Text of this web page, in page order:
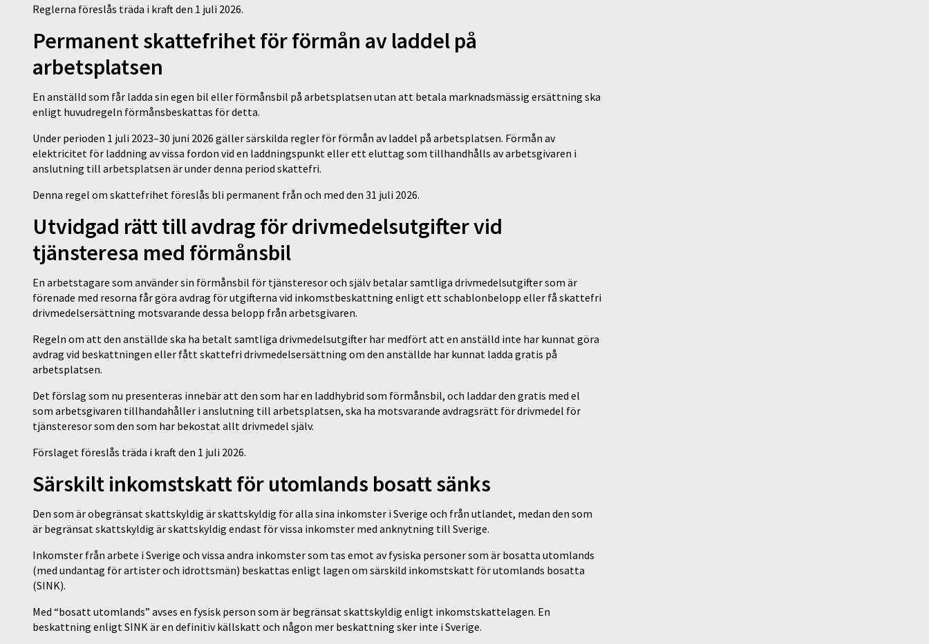
Reglerna föreslås träda i kraft den 1 juli 2026.
Permanent skattefrihet för förmån av laddel på
arbetsplatsen
En anställd som får ladda sin egen bil eller förmånsbil på arbetsplatsen utan att betala marknadsmässig ersättning ska
enligt huvudregeln förmånsbeskattas för detta.
Under perioden 1 juli 2023–30 juni 2026 gäller särskilda regler för förmån av laddel på arbetsplatsen. Förmån av
elektricitet för laddning av vissa fordon vid en laddningspunkt eller ett eluttag som tillhandhålls av arbetsgivaren i
anslutning till arbetsplatsen är under denna period skattefri.
Denna regel om skattefrihet föreslås bli permanent från och med den 31 juli 2026.
Utvidgad rätt till avdrag för drivmedelsutgifter vid
tjänsteresa med förmånsbil
En arbetstagare som använder sin förmånsbil för tjänsteresor och själv betalar samtliga drivmedelsutgifter som är
förenade med resorna får göra avdrag för utgifterna vid inkomstbeskattning enligt ett schablonbelopp eller få skattefri
drivmedelsersättning motsvarande dessa belopp från arbetsgivaren.
Regeln om att den anställde ska ha betalt samtliga drivmedelsutgifter har medfört att en anställd inte har kunnat göra
avdrag vid beskattningen eller fått skattefri drivmedelsersättning om den anställde har kunnat ladda gratis på
arbetsplatsen.
Det förslag som nu presenteras innebär att den som har en laddhybrid som förmånsbil, och laddar den gratis med el
som arbetsgivaren tillhandahåller i anslutning till arbetsplatsen, ska ha motsvarande avdragsrätt för drivmedel för
tjänsteresor som den som har bekostat allt drivmedel själv.
Förslaget föreslås träda i kraft den 1 juli 2026.
Särskilt inkomstskatt för utomlands bosatt sänks
Den som är obegränsat skattskyldig är skattskyldig för alla sina inkomster i Sverige och från utlandet, medan den som
är begränsat skattskyldig är skattskyldig endast för vissa inkomster med anknytning till Sverige.
Inkomster från arbete i Sverige och vissa andra inkomster som tas emot av fysiska personer som är bosatta utomlands
(med undantag för artister och idrottsmän) beskattas enligt lagen om särskild inkomstskatt för utomlands bosatta
(SINK).
Med “bosatt utomlands” avses en fysisk person som är begränsat skattskyldig enligt inkomstskattelagen. En
beskattning enligt SINK är en definitiv källskatt och någon mer beskattning sker inte i Sverige.